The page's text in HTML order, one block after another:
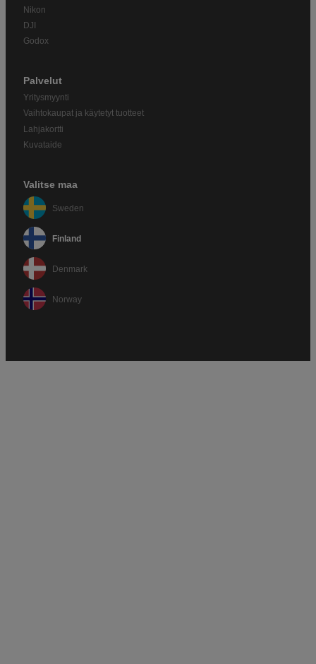
Nikon
DJI
Godox
Palvelut
Yritysmyynti
Vaihtokaupat ja käytetyt tuotteet
Lahjakortti
Kuvataide
Valitse maa
Sweden
Finland
Denmark
Norway